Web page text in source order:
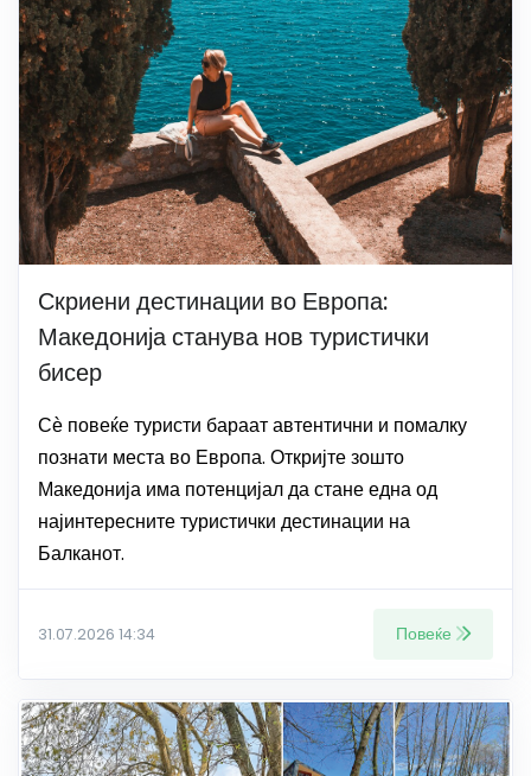
Скриени дестинации во Европа:
Македонија станува нов туристички
бисер
Сѐ повеќе туристи бараат автентични и помалку
познати места во Европа. Откријте зошто
Македонија има потенцијал да стане една од
најинтересните туристички дестинации на
Балканот.
31.07.2026 14:34 Повеќе